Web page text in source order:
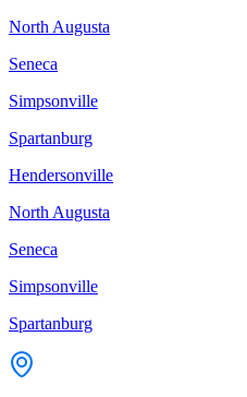
North Augusta
Seneca
Simpsonville
Spartanburg
Hendersonville
North Augusta
Seneca
Simpsonville
Spartanburg